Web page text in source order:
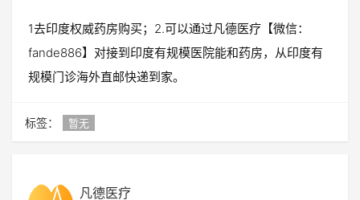
1去印度权威药房购买；2.可以通过凡德医疗【微信：
fande886】对接到印度有规模医院能和药房，从印度有
规模门诊海外直邮快递到家。
标签： 暂无
凡德医疗